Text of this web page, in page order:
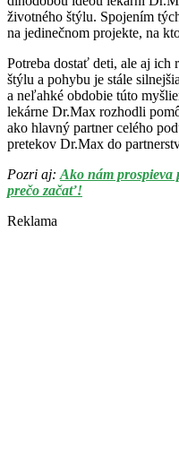
životného štýlu. Spojením
na jedinečnom projekte, na
Potreba dostať deti, ale aj
štýlu a pohybu je stále
a neľahké obdobie túto
lekárne Dr.Max rozhodli
ako hlavný partner celého
pretekov Dr.Max do
Pozri aj:Ako nám prospieva
prečo začať!
Reklama